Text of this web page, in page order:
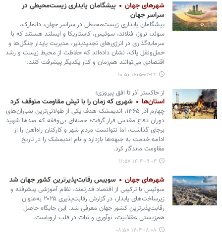
شهرهای جهان
پیشگامان پایداری زیست‌محیطی در
سراسر جهان
پیشگامان پایداری زیست‌محیطی در سراسر جهان، دانمارک،
سوئد، نروژ، فنلاند، سوئیس، کاستاریکا و ایسلند هستند که با
سرمایه‌گذاری در انرژی‌های تجدیدپذیر، مدیریت پایدار جنگل‌ها و
حمل‌ونقل پاک، نشان داده‌اند که حفاظت از محیط زیست و رشد
اقتصادی می‌توانند هم‌زمان و کنار یکدیگر پیشرفت کنند.
۱۴۰۵-۰۲-۲۲ ۱۰:۵۰
از خاکستر آذر تا افق پیروزی؛
استان‌ها شهری که زمان را با تپش مقاومت متوقف کرد
چهارم آذر ۱۳۶۵، اندیمشک هدف یکی از طولانی‌ترین بمباران‌های
دوران دفاع مقدس قرار گرفت؛ حمله‌ای بی‌وقفه که صدها شهید
برجای گذاشت، اما نتوانست مردم شهر و کارکنان راه‌آهن را از
ادامه خدمت به جبهه‌ها بازدارد و نام اندیمشک را در تاریخ
مقاومت ماندگار کرد.
۱۴۰۴-۰۹-۰۴ ۱۱:۵۷
شهرهای جهان سوییس رقابت‌پذیرترین کشور جهان شد
سوئیس با ترکیبی از اقتصاد قدرتمند، نظام آموزشی پیشرفته و
زیرساخت‌های پایدار، در گزارش رقابت‌پذیری ۲۰۲۵ به‌عنوان
رقابت‌پذیرترین کشور جهان معرفی شد. این جایگاه حاصل
هم‌زیستی عقلانیت، نوآوری و ثبات در قلب اروپاست.
۱۴۰۴-۰۸-۰۸ ۰۸:۵۸